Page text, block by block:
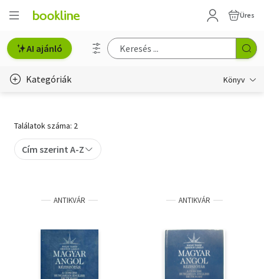
Üres
AI ajánló
Kategóriák Könyv
Gyermek- és ifjúsági
Szakkönyv
Találatok száma: 2
Cím szerint A-Z
ANTIKVÁR ANTIKVÁR